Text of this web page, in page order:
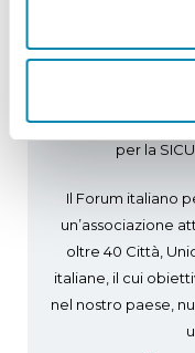
per la
Il Forum italiano
un’associazione
oltre 40 Città,
italiane, il cui
nel nostro paese,